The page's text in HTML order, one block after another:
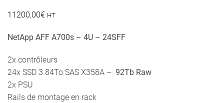
11200,00€ HT
NetApp AFF A700s – 4U – 24SFF
2x contrôleurs
24x SSD 3.84To SAS X358A – 92Tb Raw
2x PSU
Rails de montage en rack